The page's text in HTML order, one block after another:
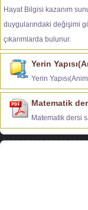
Hayat Bilgisi kazanım
duygularındaki değişimi
çıkarımlarda bulunur.
Yerin
Yerin
Matematik
Matematik dersi